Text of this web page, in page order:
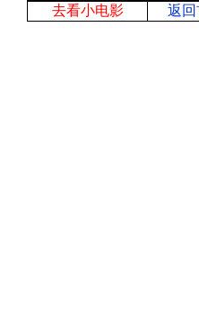
去看小电影
返回